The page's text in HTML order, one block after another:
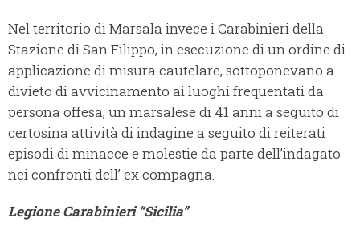
Nel territorio di Marsala invece i Carabinieri della
Stazione di San Filippo, in esecuzione di un ordine di
applicazione di misura cautelare, sottoponevano a
divieto di avvicinamento ai luoghi frequentati da
persona offesa, un marsalese di 41 anni a seguito di
certosina attività di indagine a seguito di reiterati
episodi di minacce e molestie da parte dell’indagato
nei confronti dell’ ex compagna.
Legione Carabinieri “Sicilia”